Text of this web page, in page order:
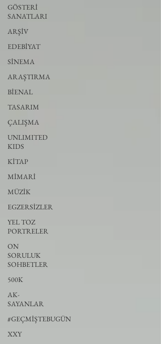
GÖSTERİ
SANATLARI
ARŞİV
EDEBİYAT
SİNEMA
ARAŞTIRMA
BİENAL
TASARIM
ÇALIŞMA
UNLIMITED
KIDS
KİTAP
MİMARİ
MÜZİK
EGZERSİZLER
YEL TOZ
PORTRELER
ON
SORULUK
SOHBETLER
500K
AK-
SAYANLAR
#GEÇMİŞTEBUGÜN
XXY